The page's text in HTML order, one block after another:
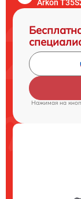
Arkon
Нажимая на